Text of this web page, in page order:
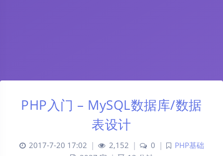
PHP入门 – MySQL数据库/数据
表设计
2017-7-20 17:02 | 2,152 | 0 |
PHP基础